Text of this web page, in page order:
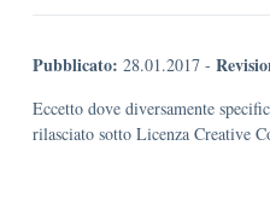
Pubblicato: 28.01.2017 -
Eccetto dove diversamente
rilasciato sotto Licenza Creative